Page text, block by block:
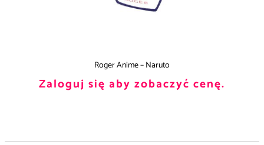
Roger Anime – Naruto
Zaloguj się aby zobaczyć cenę.